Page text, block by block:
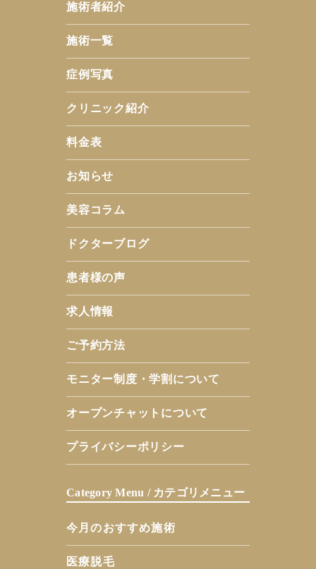
施術者紹介
施術一覧
症例写真
クリニック紹介
料金表
お知らせ
美容コラム
ドクターブログ
患者様の声
求人情報
ご予約方法
モニター制度・学割について
オープンチャットについて
プライバシーポリシー
Category Menu / カテゴリメニュー
今月のおすすめ施術
医療脱毛